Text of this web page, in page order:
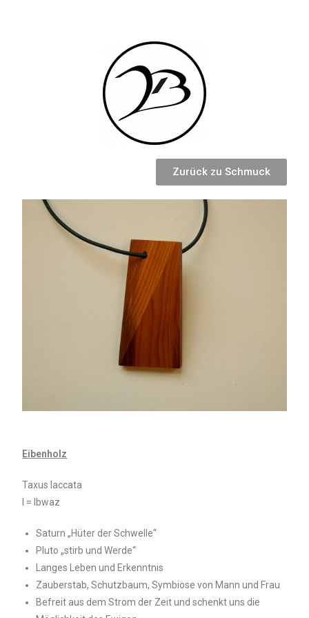
Zurück zu Schmuck
Eibenholz
Taxus laccata
I = Ibwaz
Saturn „Hüter der Schwelle“
Pluto „stirb und Werde“
Langes Leben und Erkenntnis
Zauberstab, Schutzbaum, Symbiose von Mann und Frau
Befreit aus dem Strom der Zeit und schenkt uns die